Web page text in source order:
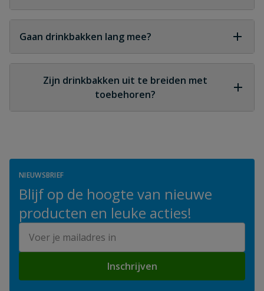
Bij correcte installatie en goed functionerende
onderdelen wordt dit voorkomen.
Gaan drinkbakken lang mee?
Bij goede kwaliteit en onderhoud kunnen ze vele
jaren meegaan.
Zijn drinkbakken uit te breiden met
toebehoren?
NIEUWSBRIEF
Blijf op de hoogte van nieuwe
producten en leuke acties!
Inschrijven